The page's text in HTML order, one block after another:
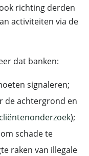
richting derden
activiteiten via de
dat banken:
signaleren;
de achtergrond en
cliëntenonderzoek);
schade te
raken van illegale